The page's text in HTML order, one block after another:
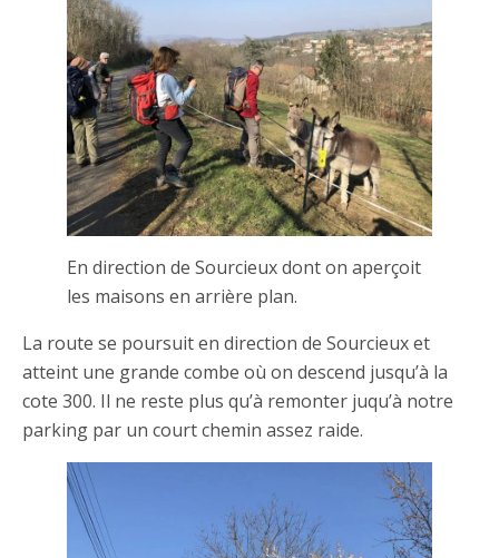
En direction de Sourcieux dont on aperçoit
les maisons en arrière plan.
La route se poursuit en direction de Sourcieux et
atteint une grande combe où on descend jusqu’à la
cote 300. Il ne reste plus qu’à remonter juqu’à notre
parking par un court chemin assez raide.